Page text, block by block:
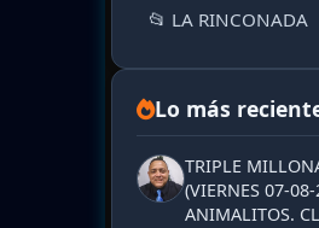
📂 LA RINCONADA
Lo más
TRIPLE
(VIERNES 07-
ANIMALITOS.